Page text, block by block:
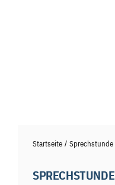
Startseite / Sprechstunde
SPRECHSTUNDE